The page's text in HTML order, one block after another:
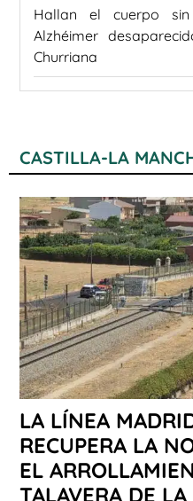
Hallan el cuerpo
Alzhéimer
Churriana
CASTILLA-LA
LA LÍNEA
RECUPERA LA
EL
TALAVERA DE